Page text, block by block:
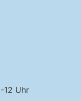
12 Uhr